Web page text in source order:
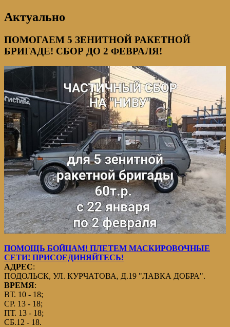
Актуально
ПОМОГАЕМ 5 ЗЕНИТНОЙ РАКЕТНОЙ
БРИГАДЕ! СБОР ДО 2 ФЕВРАЛЯ!
ПОМОЩЬ БОЙЦАМ! ПЛЕТЕМ МАСКИРОВОЧНЫЕ
СЕТИ! ПРИСОЕДИНЯЙТЕСЬ!
АДРЕС:
ПОДОЛЬСК, УЛ. КУРЧАТОВА, Д.19 "ЛАВКА ДОБРА".
ВРЕМЯ:
ВТ. 10 - 18;
СР. 13 - 18;
ПТ. 13 - 18;
СБ.12 - 18.